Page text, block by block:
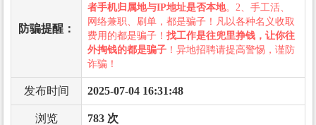
防骗提醒：
者手机归属地与IP地址是否本地。2、手工活、
网络兼职、刷单，都是骗子！凡以各种名义收取
费用的都是骗子！ 找工作是往兜里挣钱，让你往
外掏钱的都是骗子 ！异地招聘请提高警惕，谨防
诈骗！
发布时间 2025-07-04 16:31:48
浏览 783 次